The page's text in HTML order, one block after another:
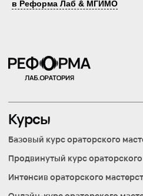
в Реформа Лаб & МГИМО